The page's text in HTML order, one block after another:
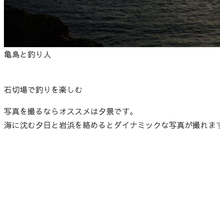
亀島と釣り人
石切場で釣りを楽しむ
写真を撮るならオススメは夕景です。
海に沈む夕日と岩浜を絡めるとダイナミックな写真が撮れま